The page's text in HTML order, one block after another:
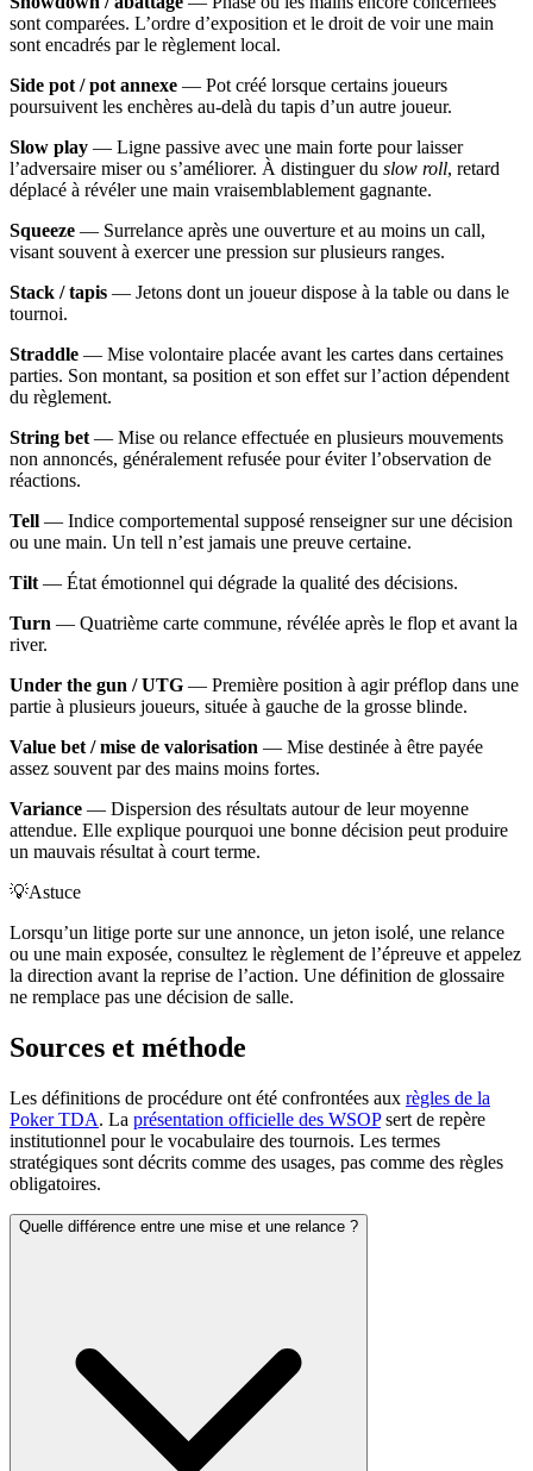
sont comparées. L’ordre d’exposition et le droit de voir une main
sont encadrés par le règlement local.
Side pot / pot annexe — Pot créé lorsque certains joueurs
poursuivent les enchères au-delà du tapis d’un autre joueur.
Slow play — Ligne passive avec une main forte pour laisser
l’adversaire miser ou s’améliorer. À distinguer du slow roll, retard
déplacé à révéler une main vraisemblablement gagnante.
Squeeze — Surrelance après une ouverture et au moins un call,
visant souvent à exercer une pression sur plusieurs ranges.
Stack / tapis — Jetons dont un joueur dispose à la table ou dans le
tournoi.
Straddle — Mise volontaire placée avant les cartes dans certaines
parties. Son montant, sa position et son effet sur l’action dépendent
du règlement.
String bet — Mise ou relance effectuée en plusieurs mouvements
non annoncés, généralement refusée pour éviter l’observation de
réactions.
Tell — Indice comportemental supposé renseigner sur une décision
ou une main. Un tell n’est jamais une preuve certaine.
Tilt — État émotionnel qui dégrade la qualité des décisions.
Turn — Quatrième carte commune, révélée après le flop et avant la
river.
Under the gun / UTG — Première position à agir préflop dans une
partie à plusieurs joueurs, située à gauche de la grosse blinde.
Value bet / mise de valorisation — Mise destinée à être payée
assez souvent par des mains moins fortes.
Variance — Dispersion des résultats autour de leur moyenne
attendue. Elle explique pourquoi une bonne décision peut produire
un mauvais résultat à court terme.
💡Astuce
Lorsqu’un litige porte sur une annonce, un jeton isolé, une relance
ou une main exposée, consultez le règlement de l’épreuve et appelez
la direction avant la reprise de l’action. Une définition de glossaire
ne remplace pas une décision de salle.
Sources et méthode
Les définitions de procédure ont été confrontées aux règles de la
Poker TDA. La présentation officielle des WSOPsert de repère
institutionnel pour le vocabulaire des tournois. Les termes
stratégiques sont décrits comme des usages, pas comme des règles
obligatoires.
Quelle différence entre une mise et une relance ?